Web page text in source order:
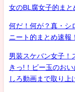
女のBL腐女子的まと
何だ！何が？真・
ニート的まとめ速報
男装スケバン女子！
きっ!！ビー玉のお
しろ動画まで取り上